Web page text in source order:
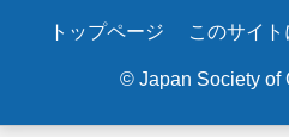
に
Secondary
トップページ このサイト
© Japan Society of